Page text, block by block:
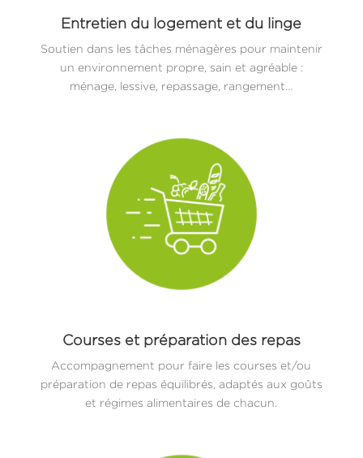
Entretien du logement et du linge
Soutien dans les tâches ménagères pour maintenir
un environnement propre, sain et agréable :
ménage, lessive, repassage, rangement…
Courses et préparation des repas
Accompagnement pour faire les courses et/ou
préparation de repas équilibrés, adaptés aux goûts
et régimes alimentaires de chacun.